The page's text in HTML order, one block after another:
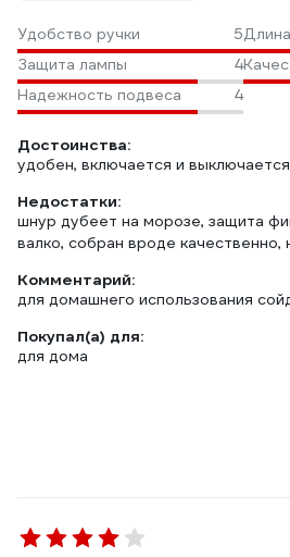
Удобство ручки 5
Защита лампы
4
Надежность подвеса
4
Достоинства:
удобен, включается и выключается
Недостатки:
шнур дубеет на морозе, защита
валко, собран вроде качественно,
Комментарий:
для домашнего использования
Покупал(а) для:
для дома